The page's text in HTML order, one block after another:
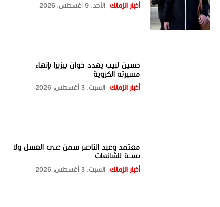
أخبار الزمالك الأحد، 9 أغسطس، 2026
حسين لبيب يهدد خوان بيزيرا بإنهاء
مسيرته الكروية
أخبار الزمالك السبت، 8 أغسطس، 2026
معتمد وعبد الناصر سمن على العسل ولا
صحة للشائعات
أخبار الزمالك السبت، 8 أغسطس، 2026